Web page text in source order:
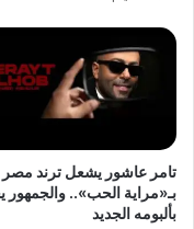
تامر عاشور يشعل ترند مصر
بـ«مراية الحب».. والجمهور
بألبومه الجديد